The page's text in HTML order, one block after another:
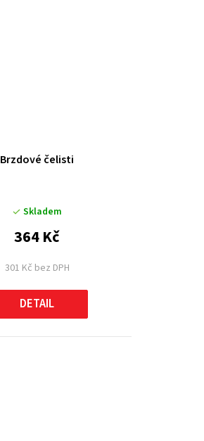
Brzdové čelisti
Skladem
301 Kč bez DPH
364 Kč
DETAIL